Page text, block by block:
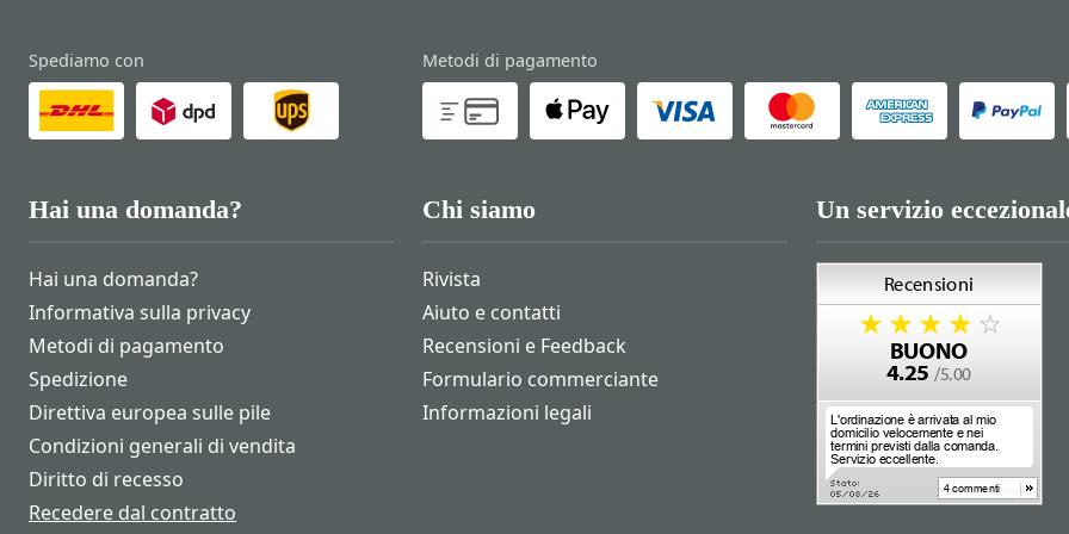
Spediamo con Metodi di pagamento
Hai una domanda?
Hai una domanda?
Informativa sulla privacy
Metodi di pagamento
Spedizione
Direttiva europea sulle pile
Condizioni generali di vendita
Diritto di recesso
Recedere dal contratto
Chi siamo
Rivista
Aiuto e contatti
Recensioni e Feedback
Formulario commerciante
Informazioni legali
Un servizio